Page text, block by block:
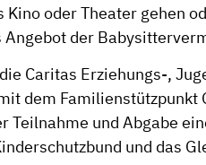
oder Theater gehen
Angebot der
Caritas Erziehungs-,
dem Familienstützpunkt
Teilnahme und Abgabe
und das